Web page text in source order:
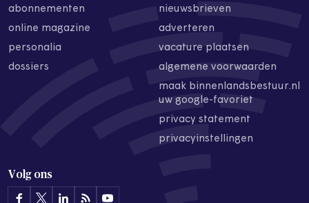
abonnementen
online magazine
personalia
dossiers
nieuwsbrieven
adverteren
vacature plaatsen
algemene voorwaarden
maak binnenlandsbestuur.nl
uw google-favoriet
privacy statement
privacyinstellingen
Volg ons